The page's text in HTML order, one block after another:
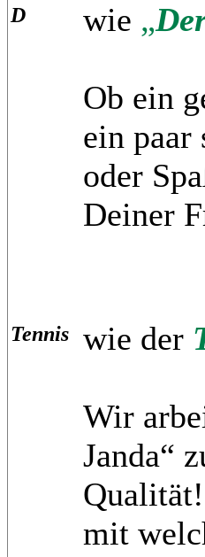
D wie „
Ob ein
ein paar
oder
Deiner
Tennis wie der
Wir
Janda“
mit